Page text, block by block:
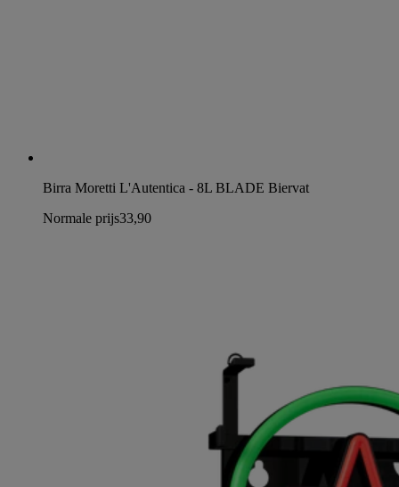
Birra Moretti L'Autentica - 8L BLADE Biervat
Normale prijs33,90